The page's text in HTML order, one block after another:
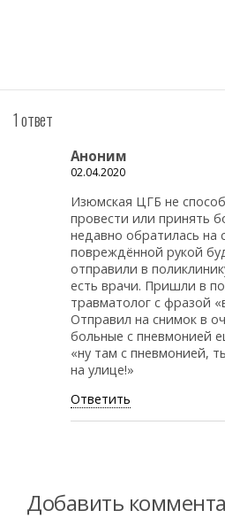
1 ответ
Аноним
02.04.2020
Изюмская ЦГБ не
провести или принять
недавно обратилась на
повреждённой рукой
отправили в
есть врачи. Пришли в
травматолог с фразой
Отправил на снимок в
больные с пневмонией
«ну там с пневмонией,
на улице!»
Ответить
Добавить